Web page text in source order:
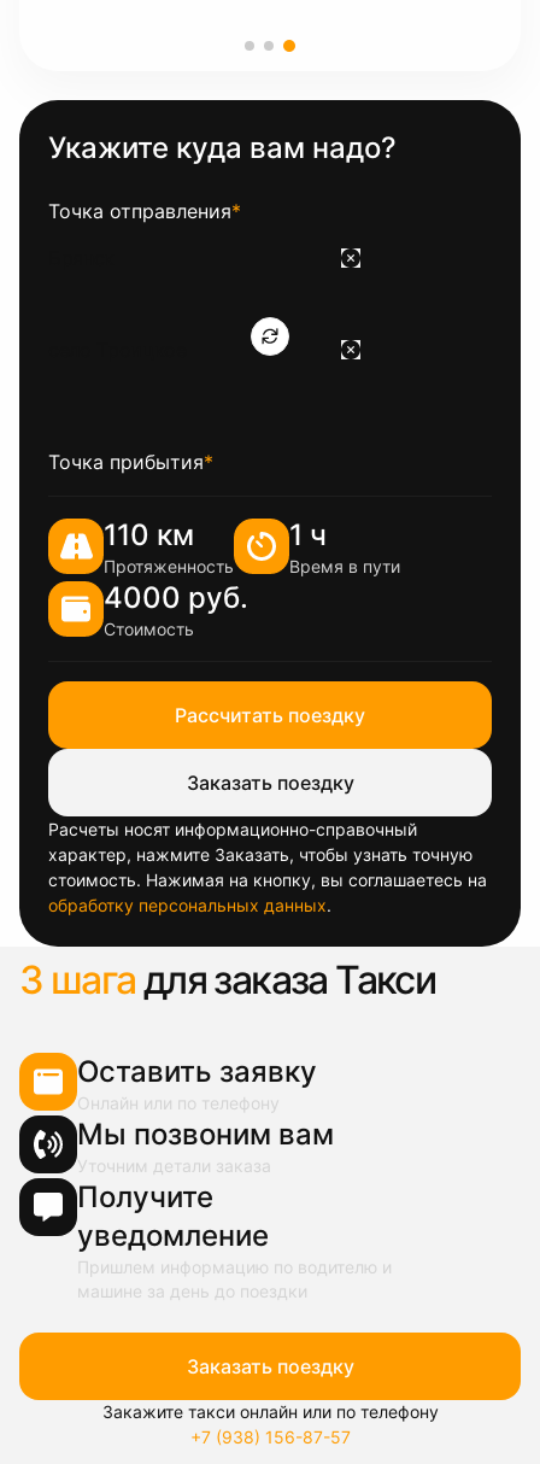
Укажите куда вам надо?
Точка отправления*
Точка прибытия*
110 км
Протяженность
1 ч
Время в пути
4000 руб.
Стоимость
Рассчитать поездку
Заказать поездку
Расчеты носят информационно-справочный
характер, нажмите Заказать, чтобы узнать точную
стоимость. Нажимая на кнопку, вы соглашаетесь на
обработку персональных данных.
3 шагадля заказа Такси
Оставить заявку
Онлайн или по телефону
Мы позвоним вам
Уточним детали заказа
Получите
уведомление
Пришлем информацию по водителю и
машине за день до поездки
Заказать поездку
Закажите такси онлайн или по телефону
+7 (938) 156-87-57